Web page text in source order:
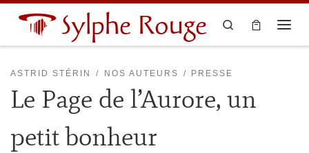
Skip to contentSylphe Rouge Search
ASTRID STÉRIN NOS AUTEURS PRESSE
Le Page de l’Aurore, un
petit bonheur